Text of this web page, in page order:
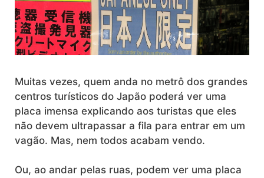
Muitas vezes, quem anda no metrô dos grandes
centros turísticos do Japão poderá ver uma
placa imensa explicando aos turistas que eles
não devem ultrapassar a fila para entrar em um
vagão. Mas, nem todos acabam vendo.
Ou, ao andar pelas ruas, podem ver uma placa